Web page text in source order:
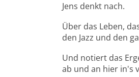
Jens denkt nach.
Über das Leben,
den Jazz und den
Und notiert das
ab und an hier in's